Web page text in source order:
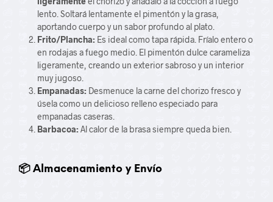
lento. Soltará lentamente el pimentón y la grasa,
aportando cuerpo y un sabor profundo al plato.
Frito/Plancha:Es ideal como tapa rápida. Fríalo entero o
en rodajas a fuego medio. El pimentón dulce carameliza
ligeramente, creando un exterior sabroso y un interior
muy jugoso.
Empanadas:Desmenuce la carne del chorizo fresco y
úsela como un delicioso relleno especiado para
empanadas caseras.
Barbacoa:Al calor de la brasa siempre queda bien.
📦 Almacenamiento y Envío